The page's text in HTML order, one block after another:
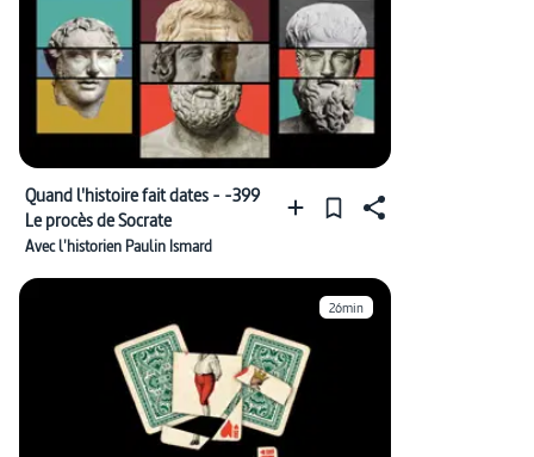
Quand l'histoire fait dates - -399
Le procès de Socrate
Avec l'historien Paulin Ismard
26min